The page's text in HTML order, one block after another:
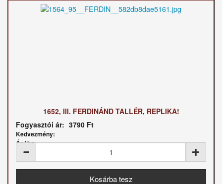
1652, III. FERDINÁND TALLÉR, REPLIKA!
Fogyasztói ár: 3790 Ft
Kedvezmény:
Ár / kg: